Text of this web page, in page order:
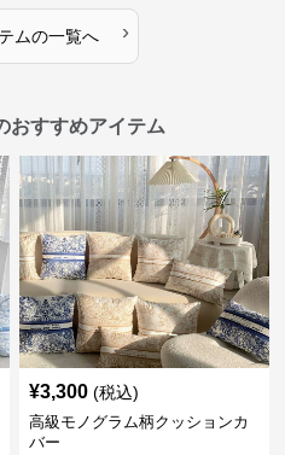
ムの一覧へ ›
おすすめアイテム
¥3,300 (税込)
高級モノグラム柄クッションカ
バー